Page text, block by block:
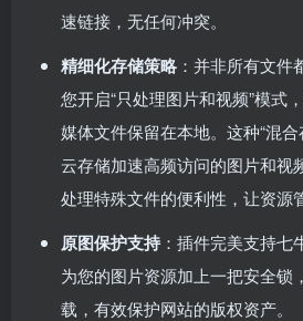
速链接，无任何冲突。
精细化存储策略 ：并非所有文
您开启“只处理图片和视频”模式
媒体文件保留在本地。这种“混
云存储加速高频访问的图片和视
处理特殊文件的便利性，让资源
原图保护支持：插件完美支持七
为您的图片资源加上一把安全锁
载，有效保护网站的版权资产。